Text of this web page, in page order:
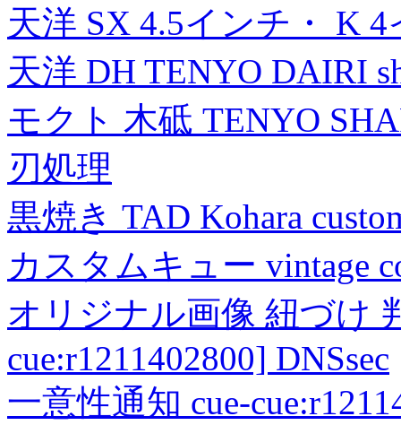
天洋 SX 4.5インチ・ K
天洋 DH TENYO DAIRI
モクト 木砥 TENYO
刃処理
黒焼き TAD Kohara
カスタムキュー vintage
オリジナル画像 紐づけ
cue:r1211402800] DNSsec
一意性通知 cue-